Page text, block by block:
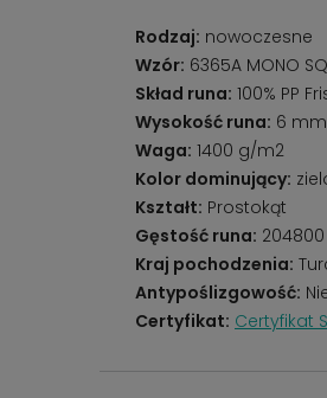
Rodzaj: nowoczesne
Wzór: 6365A MONO
Skład runa: 100% PP
Wysokość runa: 6 mm
Waga: 1400 g/m2
Kolor dominujący:
Kształt: Prostokąt
Gęstość runa:
Kraj pochodzenia:
Antypoślizgowość:
Certyfikat: Certyfikat